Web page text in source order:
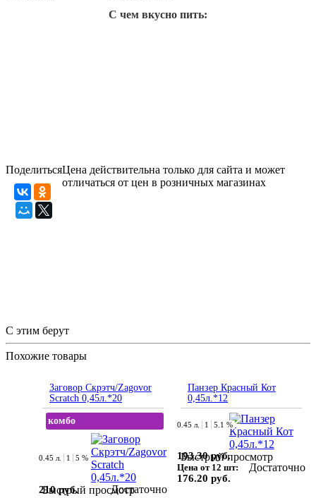
С чем вкусно пить:
ПоделитьсяЦена действительна только для сайта и может
отличаться от цен в розничных магазинах
С этим берут
Похожие товары
Заговор Скрэтч/Zagovor
Scratch 0,45л.*20
комбо
Быстрый просмотр
0.45 л. 1 5 %
210 руб. Достаточно
Панзер Красный Кот
0,45л.*12
Быстрый просмотр
0.45 л. 1 5.1 %
193.30 руб.
Цена от 12 шт:
176.20 руб.
Достаточно